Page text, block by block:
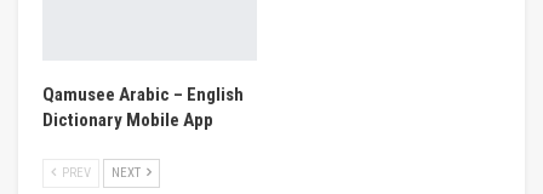
Qamusee Arabic – English
Dictionary Mobile App
PREV NEXT